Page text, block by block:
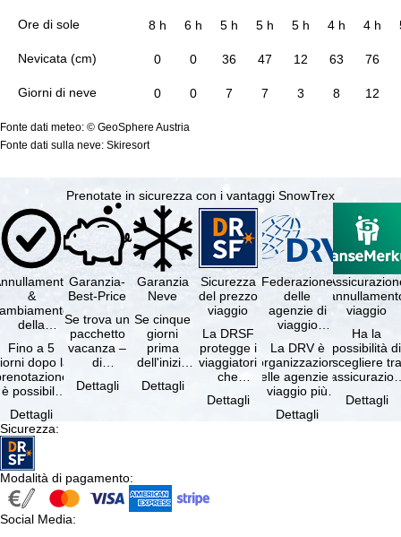
Ore di sole
Nevicata (cm)
Giorni di neve
8 h 6 h 5 h 5 h 5 h 4 h 4 h
0 0 36 47 12 63 76
0 0 7 7 3 8 12
Fonte dati meteo: © GeoSphere Austria
Fonte dati sulla neve: Skiresort
Prenotate in sicurezza con i vantaggi SnowTrex
&
della
gratuiti
Fino a 5
dopo la
è possibile
il …
Dettagli
Garanzia-
Best-Price
Se trova un
pacchetto
vacanza –
di
e servizi
Dettagli
Garanzia
Neve
Se cinque
giorni
prima
dell'inizio
soggiorno
Dettagli
Sicurezza
del prezzo
viaggio
La DRSF
protegge i
viaggiatori
che
un
Dettagli
Federazione
delle
agenzie di
viaggio
La DRV è
l'organizzazione
delle agenzie di
viaggio più
Germania.
Dettagli
viaggio
Ha la
possibilità di
scegliere tra
viaggio
Dettagli
Sicurezza:
Modalità di pagamento:
Social Media: